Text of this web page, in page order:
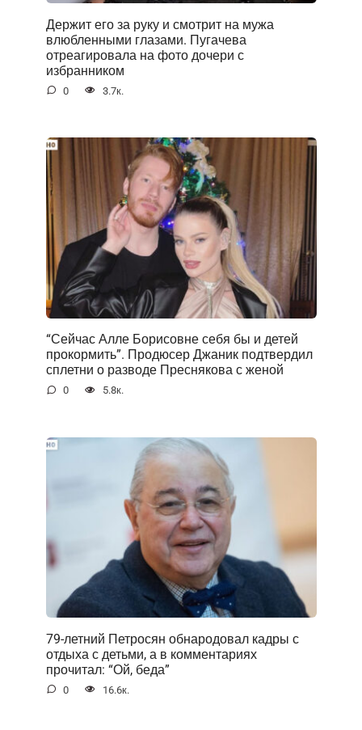
Держит его за руку и смотрит на мужа
влюбленными глазами. Пугачева
отреагировала на фото дочери с
избранником
0 3.7к.
“Сейчас Алле Борисовне себя бы и детей
прокормить”. Продюсер Джаник подтвердил
сплетни о разводе Преснякова с женой
0 5.8к.
79-летний Петросян обнародовал кадры с
отдыха с детьми, а в комментариях
прочитал: “Ой, беда”
0 16.6к.